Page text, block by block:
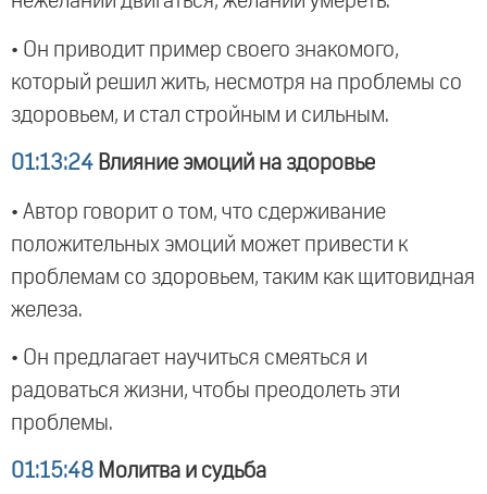
• Он приводит пример своего знакомого,
который решил жить, несмотря на проблемы со
здоровьем, и стал стройным и сильным.
01:13:24 Влияние эмоций на здоровье
• Автор говорит о том, что сдерживание
положительных эмоций может привести к
проблемам со здоровьем, таким как щитовидная
железа.
• Он предлагает научиться смеяться и
радоваться жизни, чтобы преодолеть эти
проблемы.
01:15:48 Молитва и судьба